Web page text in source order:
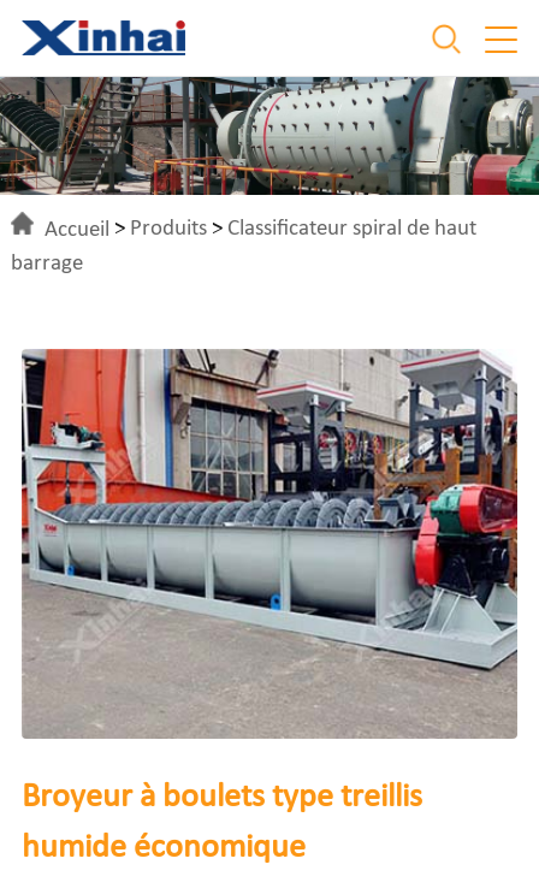
Accueil > Produits > Classificateur spiral de haut
barrage
Broyeur à boulets type treillis
humide économique